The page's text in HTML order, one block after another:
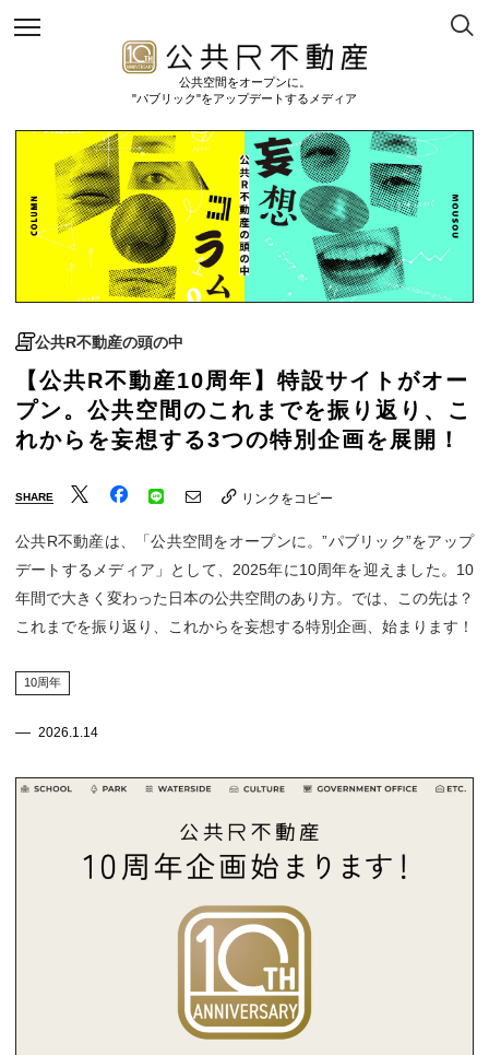
公共空間をオープンに。
"パブリック"をアップデートするメディア
公共R不動産の頭の中
【公共R不動産10周年】特設サイトがオー
プン。公共空間のこれまでを振り返り、こ
れからを妄想する3つの特別企画を展開！
SHARE リンクをコピー
公共R不動産は、「公共空間をオープンに。”パブリック”をアップ
デートするメディア」として、2025年に10周年を迎えました。10
年間で大きく変わった日本の公共空間のあり方。では、この先は？
これまでを振り返り、これからを妄想する特別企画、始まります！
10周年
2026.1.14